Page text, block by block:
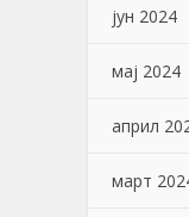
јун 2024
мај 2024
април
март